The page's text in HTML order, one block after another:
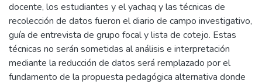
docente, los estudiantes y el yachaq y las técnicas de
recolección de datos fueron el diario de campo investigativo,
guía de entrevista de grupo focal y lista de cotejo. Estas
técnicas no serán sometidas al análisis e interpretación
mediante la reducción de datos será remplazado por el
fundamento de la propuesta pedagógica alternativa donde